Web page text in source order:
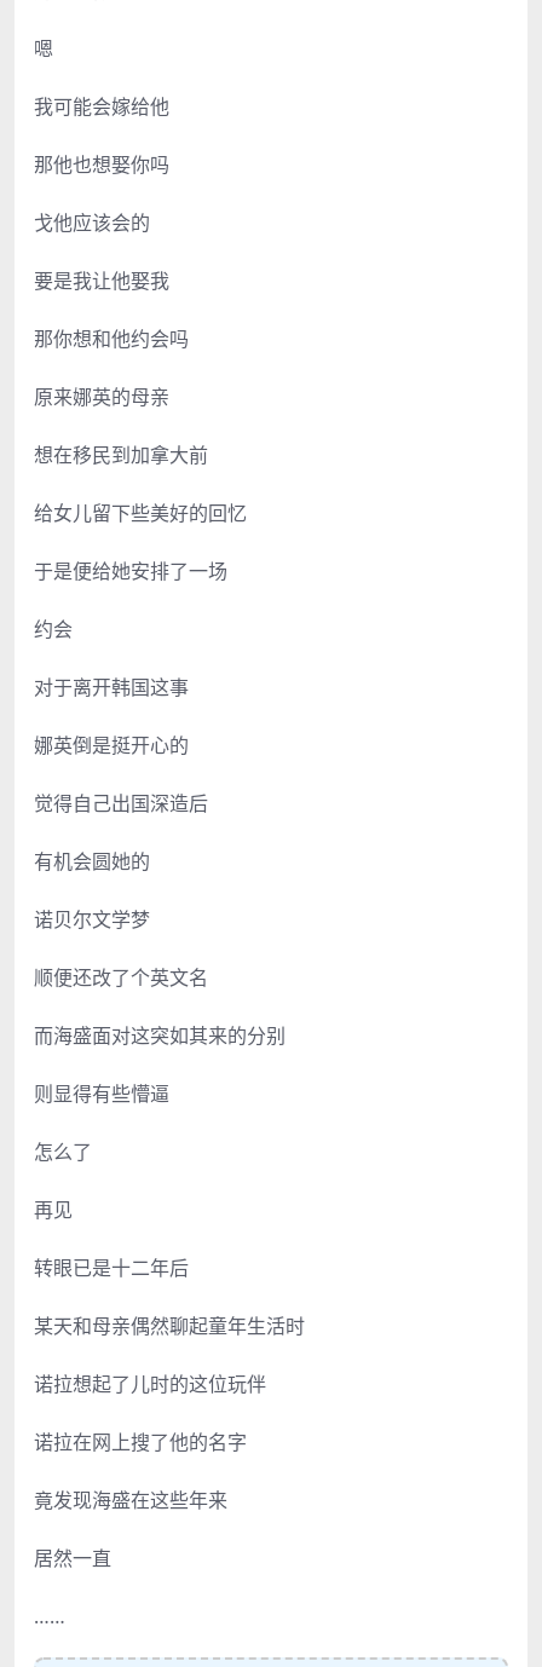
嗯
我可能会嫁给他
那他也想娶你吗
戈他应该会的
要是我让他娶我
那你想和他约会吗
原来娜英的母亲
想在移民到加拿大前
给女儿留下些美好的回忆
于是便给她安排了一场
约会
对于离开韩国这事
娜英倒是挺开心的
觉得自己出国深造后
有机会圆她的
诺贝尔文学梦
顺便还改了个英文名
而海盛面对这突如其来的分别
则显得有些懵逼
怎么了
再见
转眼已是十二年后
某天和母亲偶然聊起童年生活时
诺拉想起了儿时的这位玩伴
诺拉在网上搜了他的名字
竟发现海盛在这些年来
居然一直
……